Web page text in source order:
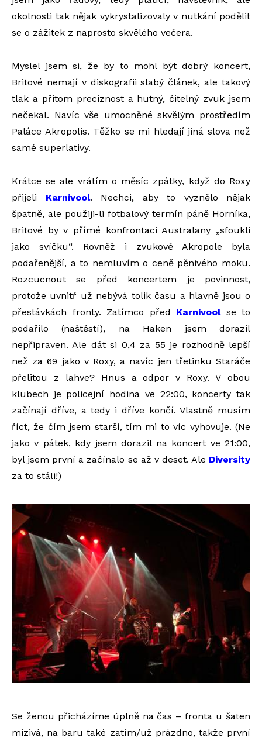
okolnosti tak nějak vykrystalizovaly v nutkání podělit
se o zážitek z naprosto skvělého večera.
Myslel jsem si, že by to mohl být dobrý koncert,
Britové nemají v diskografii slabý článek, ale takový
tlak a přitom preciznost a hutný, čitelný zvuk jsem
nečekal. Navíc vše umocněné skvělým prostředím
Paláce Akropolis. Těžko se mi hledají jiná slova než
samé superlativy.
Krátce se ale vrátím o měsíc zpátky, když do Roxy
přijeli Karnivool. Nechci, aby to vyznělo nějak
špatně, ale použiji-li fotbalový termín páně Horníka,
Britové by v přímé konfrontaci Australany „sfoukli
jako svíčku“. Rovněž i zvukově Akropole byla
podařenější, a to nemluvím o ceně pěnivého moku.
Rozcucnout se před koncertem je povinnost,
protože uvnitř už nebývá tolik času a hlavně jsou o
přestávkách fronty. Zatímco před Karnivoolse to
podařilo (naštěstí), na Haken jsem dorazil
nepřipraven. Ale dát si 0,4 za 55 je rozhodně lepší
než za 69 jako v Roxy, a navíc jen třetinku Staráče
přelitou z lahve? Hnus a odpor v Roxy. V obou
klubech je policejní hodina ve 22:00, koncerty tak
začínají dříve, a tedy i dříve končí. Vlastně musím
říct, že čím jsem starší, tím mi to víc vyhovuje. (Ne
jako v pátek, kdy jsem dorazil na koncert ve 21:00,
byl jsem první a začínalo se až v deset. Ale Diversity
za to stáli!)
Se ženou přicházíme úplně na čas – fronta u šaten
mizivá, na baru také zatím/už prázdno, takže první